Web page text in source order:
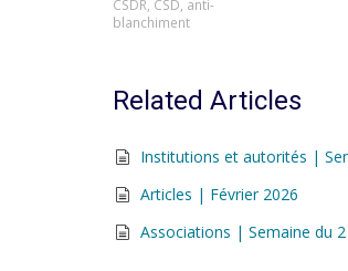
CSDR CSD anti-
blanchiment
Related Articles
Institutions et autorités |
Articles | Février 2026
Associations | Semaine du